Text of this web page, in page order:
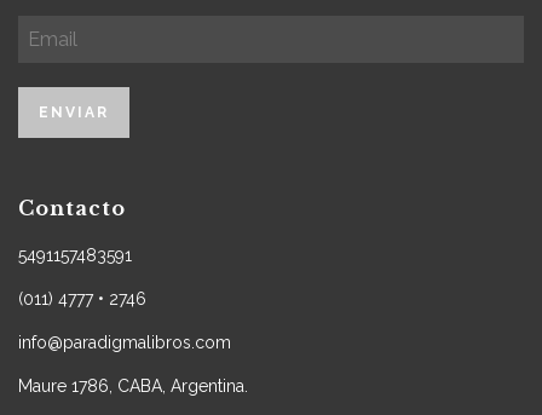
Contacto
5491157483591
(011) 4777 • 2746
info@paradigmalibros.com
Maure 1786, CABA, Argentina.